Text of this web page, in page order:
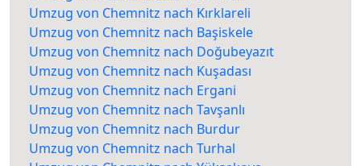
Umzug von Chemnitz nach Kırklareli
Umzug von Chemnitz nach Başiskele
Umzug von Chemnitz nach Doğubeyazıt
Umzug von Chemnitz nach Kuşadası
Umzug von Chemnitz nach Ergani
Umzug von Chemnitz nach Tavşanlı
Umzug von Chemnitz nach Burdur
Umzug von Chemnitz nach Turhal